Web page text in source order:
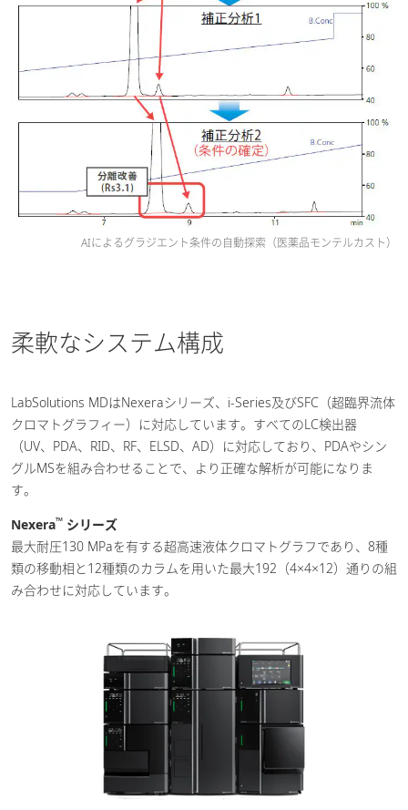
AIによるグラジエント条件の自動探索（医薬品モンテルカスト）
柔軟なシステム構成
LabSolutions MDはNexeraシリーズ、i-Series及びSFC（超臨界流体
クロマトグラフィー）に対応しています。すべてのLC検出器
（UV、PDA、RID、RF、ELSD、AD）に対応しており、PDAやシン
グルMSを組み合わせることで、より正確な解析が可能になりま
す。
Nexera™ シリーズ
最大耐圧130 MPaを有する超高速液体クロマトグラフであり、8種
類の移動相と12種類のカラムを用いた最大192（4×4×12）通りの組
み合わせに対応しています。